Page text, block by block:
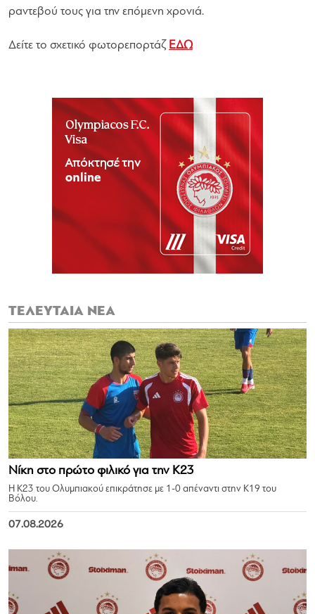
ραντεβού τους για την επόμενη χρονιά.
Δείτε το σχετικό φωτορεπορτάζ ΕΔΩ
ΤΕΛΕΥΤΑΙΑ ΝΕΑ
Νίκη στο πρώτο φιλικό για την Κ23
Η Κ23 του Ολυμπιακού επικράτησε με 1-0 απέναντι στην Κ19 του
Βόλου.
07.08.2026